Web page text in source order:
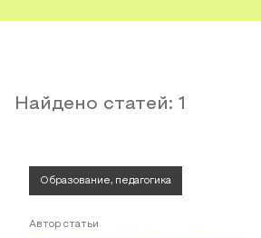
Найдено статей: 1
Образование, педагогика
Автор статьи